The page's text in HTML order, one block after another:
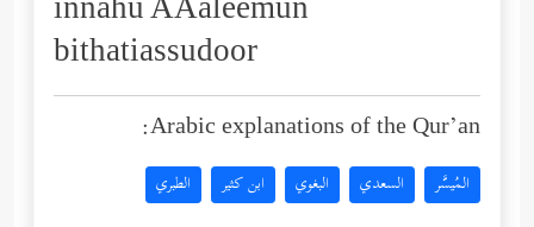
innahu AAaleemun
bithatiassudoor
Arabic explanations of the Qur’an:
المُيسَّر السعدي البغوي ابن كثير الطبري